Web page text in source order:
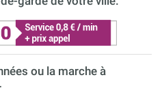
ou la marche à